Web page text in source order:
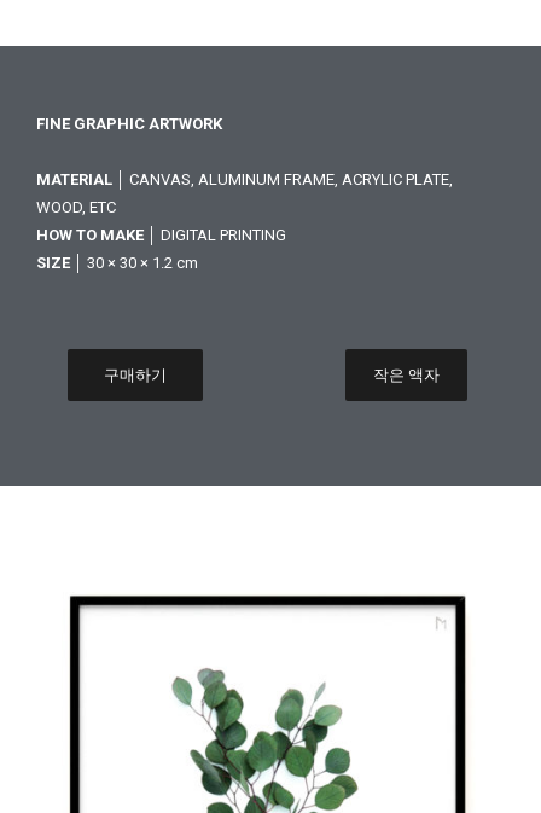
FINE GRAPHIC ARTWORK
MATERIAL │ CANVAS, ALUMINUM FRAME, ACRYLIC PLATE,
WOOD, ETC
HOW TO MAKE │ DIGITAL PRINTING
SIZE │ 30 × 30 × 1.2 cm
구매하기 작은 액자